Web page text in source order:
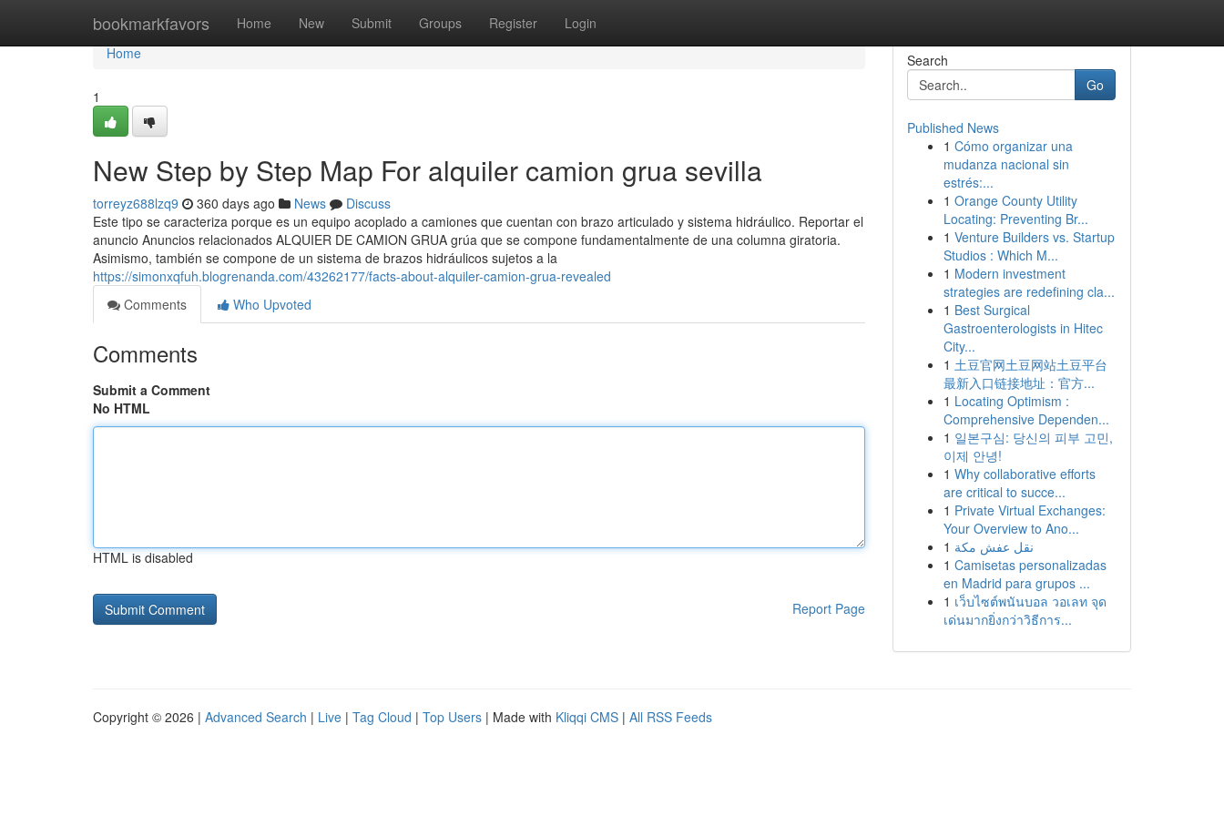
bookmarkfavors Home New Submit Groups Register Login
Home
Home
1
New Step by Step Map For alquiler camion grua sevilla
torreyz688lzq9 360 days ago News
Discuss
Este tipo se caracteriza porque es un equipo acoplado a camiones que cuentan con brazo articulado y sistema hidráulico. Reportar el
anuncio Anuncios relacionados ALQUIER DE CAMION GRUA grúa que se compone fundamentalmente de una columna giratoria.
Asimismo, también se compone de un sistema de brazos hidráulicos sujetos a la
https://simonxqfuh.blogrenanda.com/43262177/facts-about-alquiler-camion-grua-revealed
Comments
Who Upvoted
Comments
Submit a Comment
No HTML
HTML is disabled
Report Page
Search
Go
Published News
1 Cómo organizar una
mudanza nacional sin
estrés:...
1 Orange County Utility
Locating: Preventing Br...
1 Venture Builders vs. Startup
Studios : Which M...
1 Modern investment
strategies are redefining cla...
1 Best Surgical
Gastroenterologists in Hitec
City...
1 土豆官网土豆网站土豆平台
最新入口链接地址：官方...
1 Locating Optimism :
Comprehensive Dependen...
1 일본구심: 당신의 피부 고민,
이제 안녕!
1 Why collaborative efforts
are critical to succe...
1 Private Virtual Exchanges:
Your Overview to Ano...
1 نقل عفش مكة
1 Camisetas personalizadas
en Madrid para grupos ...
1 เว็บไซต์พนันบอล วอเลท จุด
เด่นมากยิ่งกว่าวิธีการ...
Copyright © 2026 | Advanced Search | Live | Tag Cloud | Top Users | Made with Kliqqi CMS | All RSS Feeds